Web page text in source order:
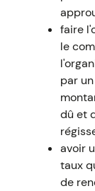
faire
le
par
dû et
avoir
taux
de